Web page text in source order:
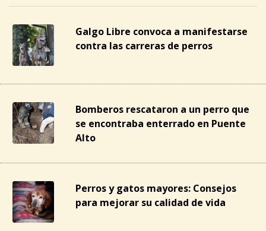
Galgo Libre convoca a manifestarse
contra las carreras de perros
Bomberos rescataron a un perro que
se encontraba enterrado en Puente
Alto
Perros y gatos mayores: Consejos
para mejorar su calidad de vida